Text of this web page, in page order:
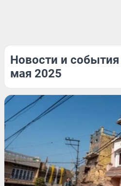
Новости и события
мая 2025